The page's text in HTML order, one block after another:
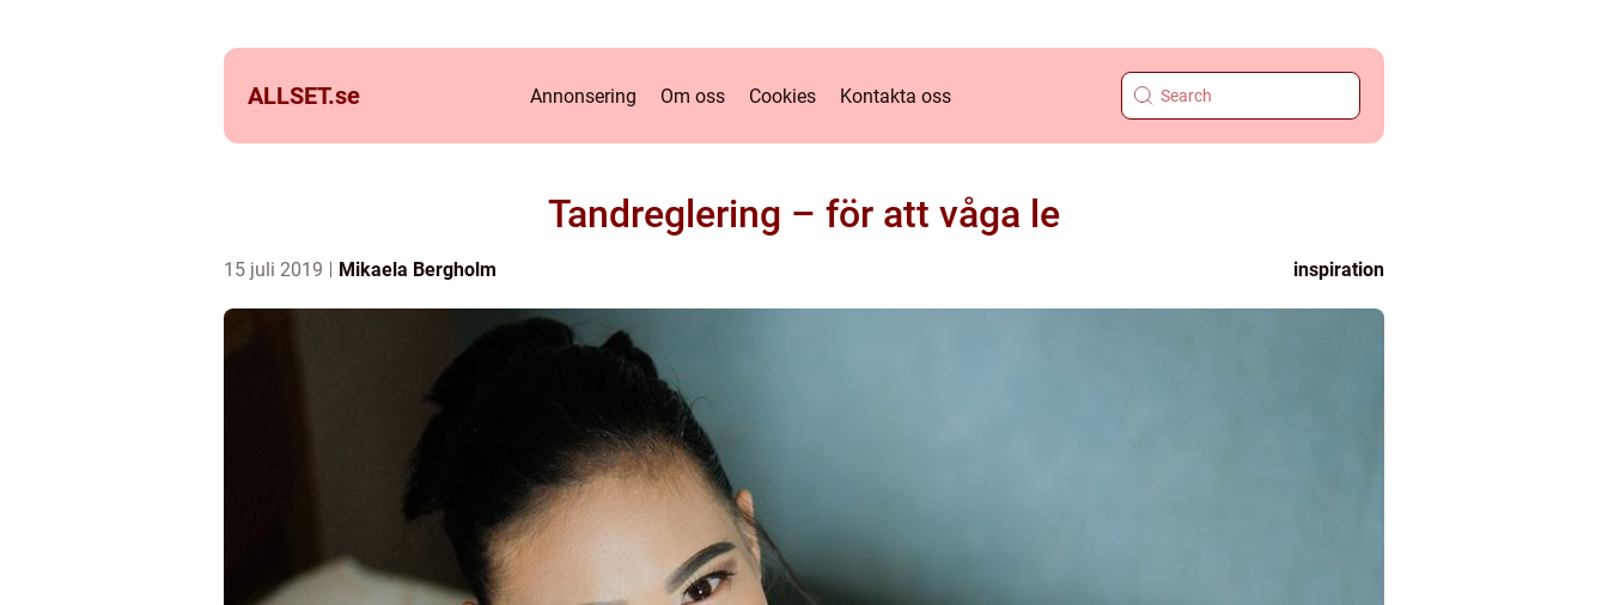
ALLSET.se Annonsering Om oss Cookies Kontakta oss
Tandreglering – för att våga le
15 juli 2019 Mikaela Bergholm inspiration